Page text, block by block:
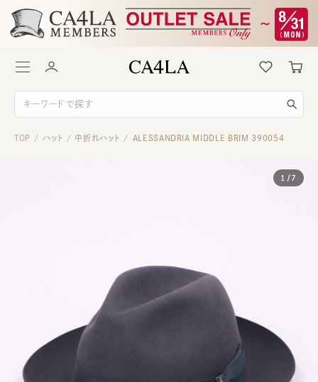
TOP / ハット / 中折れハット / ALESSANDRIA MIDDLE BRIM 390054
1 /7